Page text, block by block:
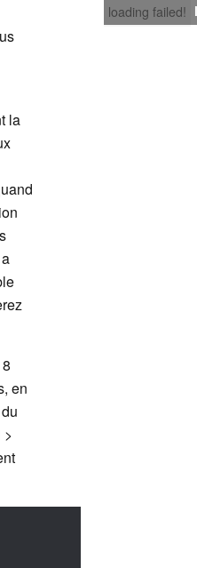
loading failed!
la
en